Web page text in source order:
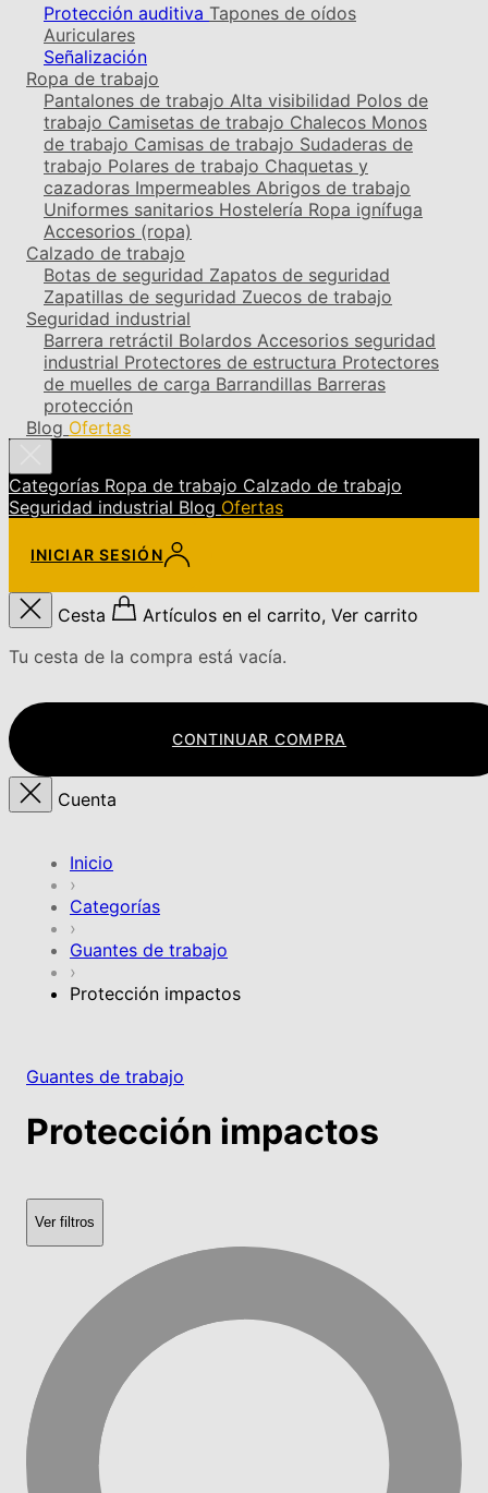
Protección auditiva Tapones de oídos
Auriculares
Señalización
Ropa de trabajo
Pantalones de trabajo Alta visibilidad Polos de
trabajo Camisetas de trabajo Chalecos Monos
de trabajo Camisas de trabajo Sudaderas de
trabajo Polares de trabajo Chaquetas y
cazadoras Impermeables Abrigos de trabajo
Uniformes sanitarios Hostelería Ropa ignífuga
Accesorios (ropa)
Calzado de trabajo
Botas de seguridad Zapatos de seguridad
Zapatillas de seguridad Zuecos de trabajo
Seguridad industrial
Barrera retráctil Bolardos Accesorios seguridad
industrial Protectores de estructura Protectores
de muelles de carga Barrandillas Barreras
protección
Blog Ofertas
Categorías Ropa de trabajo Calzado de trabajo
Seguridad industrial Blog Ofertas
INICIAR SESIÓN
Cesta
Artículos en el carrito, Ver carrito
Tu cesta de la compra está vacía.
CONTINUAR COMPRA
Cuenta
Inicio
›
Categorías
›
Guantes de trabajo
›
Protección impactos
Guantes de trabajo
Protección impactos
Ver filtros